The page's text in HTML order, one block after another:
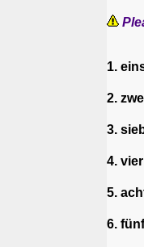
1.
2.
3.
4.
5.
6.